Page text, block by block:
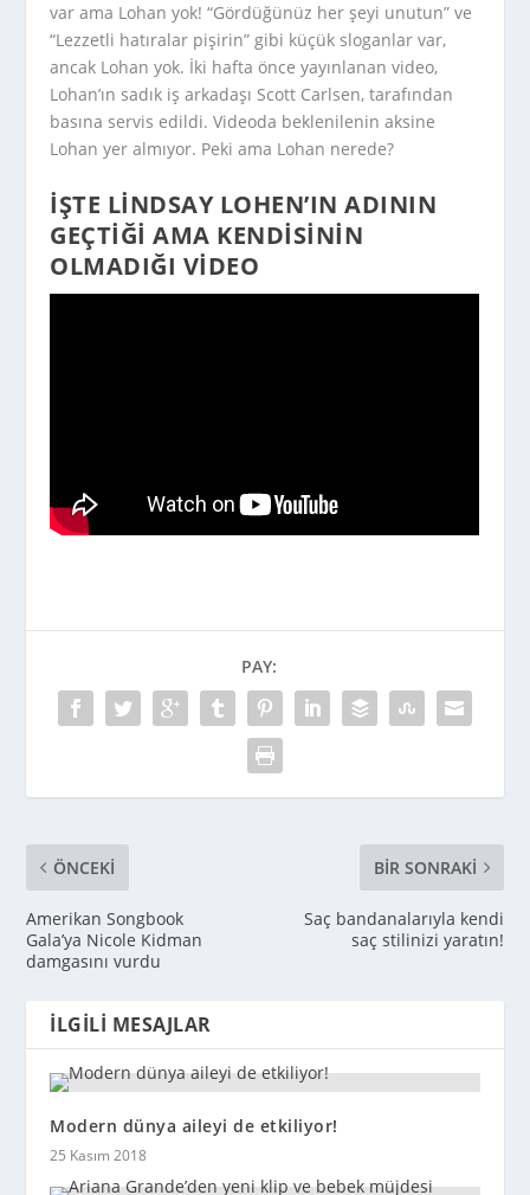
var ama Lohan yok! “Gördüğünüz her şeyi unutun” ve
“Lezzetli hatıralar pişirin” gibi küçük sloganlar var,
ancak Lohan yok. İki hafta önce yayınlanan video,
Lohan’ın sadık iş arkadaşı Scott Carlsen, tarafından
basına servis edildi. Videoda beklenilenin aksine
Lohan yer almıyor. Peki ama Lohan nerede?
İŞTE LINDSAY LOHEN’IN ADININ
GEÇTIĞI AMA KENDISININ
OLMADIĞI VIDEO
PAY:
ÖNCEKI
Amerikan Songbook
Gala’ya Nicole Kidman
damgasını vurdu
BIR SONRAKI
Saç bandanalarıyla kendi
saç stilinizi yaratın!
İLGILI MESAJLAR
Modern dünya aileyi de etkiliyor!
25 Kasım 2018